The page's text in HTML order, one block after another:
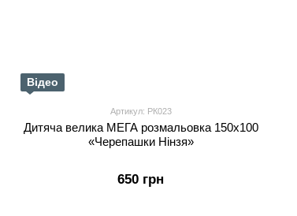
Відео
Артикул: РК023
Дитяча велика МЕГА розмальовка 150х100
«Черепашки Нінзя»
650 грн